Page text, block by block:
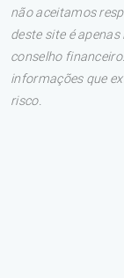
não aceitamos
deste site é
conselho
informações que
risco.